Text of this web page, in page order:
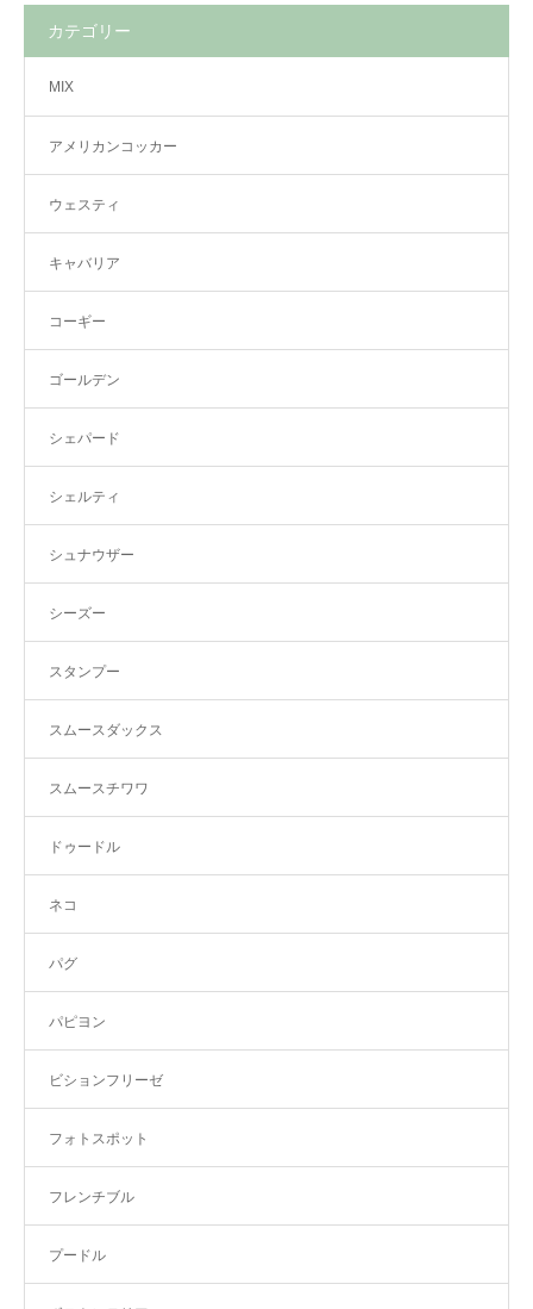
カテゴリー
MIX
アメリカンコッカー
ウェスティ
キャバリア
コーギー
ゴールデン
シェパード
シェルティ
シュナウザー
シーズー
スタンプー
スムースダックス
スムースチワワ
ドゥードル
ネコ
パグ
パピヨン
ビションフリーゼ
フォトスポット
フレンチブル
プードル